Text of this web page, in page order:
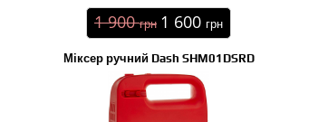
1 900грн 1 600 грн
Міксер ручний Dash SHM01DSRD